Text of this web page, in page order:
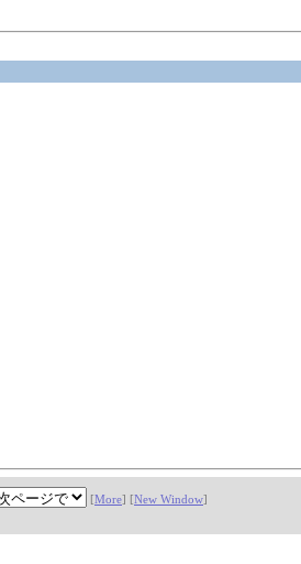
[More] [New Window]